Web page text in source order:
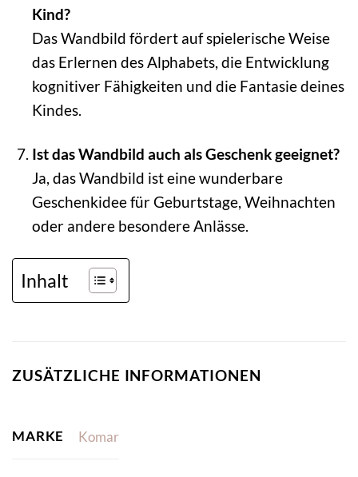
Kind?
Das Wandbild fördert auf spielerische Weise
das Erlernen des Alphabets, die Entwicklung
kognitiver Fähigkeiten und die Fantasie deines
Kindes.
Ist das Wandbild auch als Geschenk geeignet?
Ja, das Wandbild ist eine wunderbare
Geschenkidee für Geburtstage, Weihnachten
oder andere besondere Anlässe.
Inhalt
ZUSÄTZLICHE INFORMATIONEN
MARKE Komar